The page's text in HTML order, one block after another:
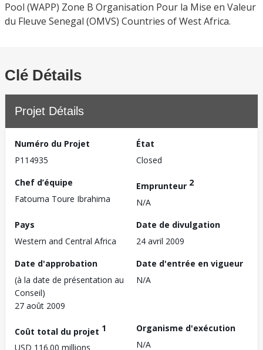
Pool (WAPP) Zone B Organisation Pour la Mise en Valeur
du Fleuve Senegal (OMVS) Countries of West Africa.
Clé Détails
Projet Détails
Numéro du Projet
P114935
État
Closed
Chef d’équipe
Fatouma Toure Ibrahima
Emprunteur 2
N/A
Pays
Western and Central Africa
Date de divulgation
24 avril 2009
Date d'approbation
(à la date de présentation au
Conseil)
27 août 2009
Date d'entrée en vigueur
N/A
Coût total du projet 1
USD 116.00 millions
Organisme d'exécution
N/A